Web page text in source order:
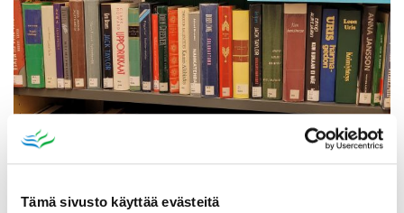
Tämä sivusto käyttää evästeitä
Poistomyynti kirjaston aukioloaikana
03.06.2026-31.08.2026